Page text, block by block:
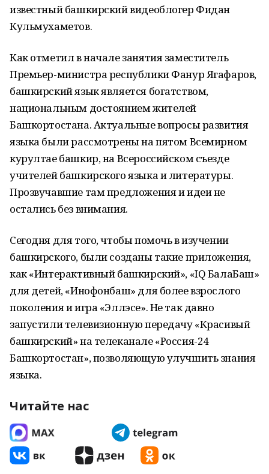
известный башкирский видеоблогер Фидан
Кульмухаметов.
Как отметил в начале занятия заместитель
Премьер-министра республики Фанур Ягафаров,
башкирский язык является богатством,
национальным достоянием жителей
Башкортостана. Актуальные вопросы развития
языка были рассмотрены на пятом Всемирном
курултае башкир, на Всероссийском съезде
учителей башкирского языка и литературы.
Прозвучавшие там предложения и идеи не
остались без внимания.
Сегодня для того, чтобы помочь в изучении
башкирского, были созданы такие приложения,
как «Интерактивный башкирский», «IQ БалаБаш»
для детей, «Инофонбаш» для более взрослого
поколения и игра «Эллэсе». Не так давно
запустили телевизионную передачу «Красивый
башкирский» на телеканале «Россия-24
Башкортостан», позволяющую улучшить знания
языка.
Читайте нас